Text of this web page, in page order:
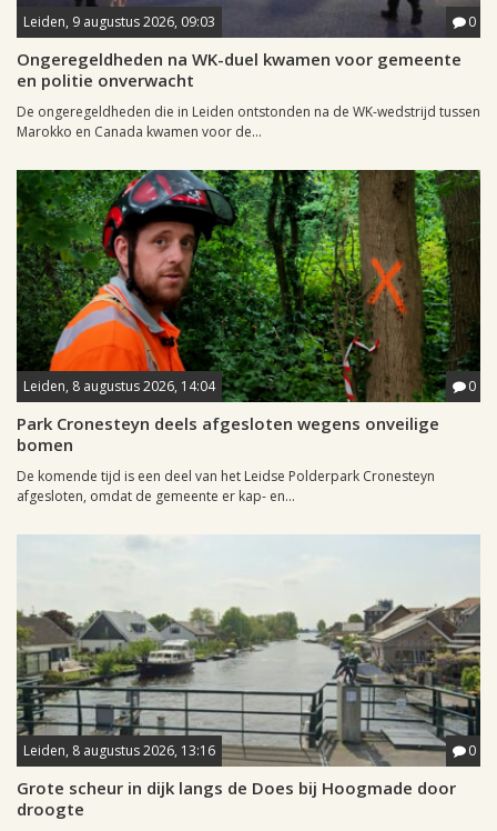
Leiden, 9 augustus 2026, 09:03 0
Ongeregeldheden na WK-duel kwamen voor gemeente
en politie onverwacht
De ongeregeldheden die in Leiden ontstonden na de WK-wedstrijd tussen
Marokko en Canada kwamen voor de...
Leiden, 8 augustus 2026, 14:04 0
Park Cronesteyn deels afgesloten wegens onveilige
bomen
De komende tijd is een deel van het Leidse Polderpark Cronesteyn
afgesloten, omdat de gemeente er kap- en...
Leiden, 8 augustus 2026, 13:16 0
Grote scheur in dijk langs de Does bij Hoogmade door
droogte